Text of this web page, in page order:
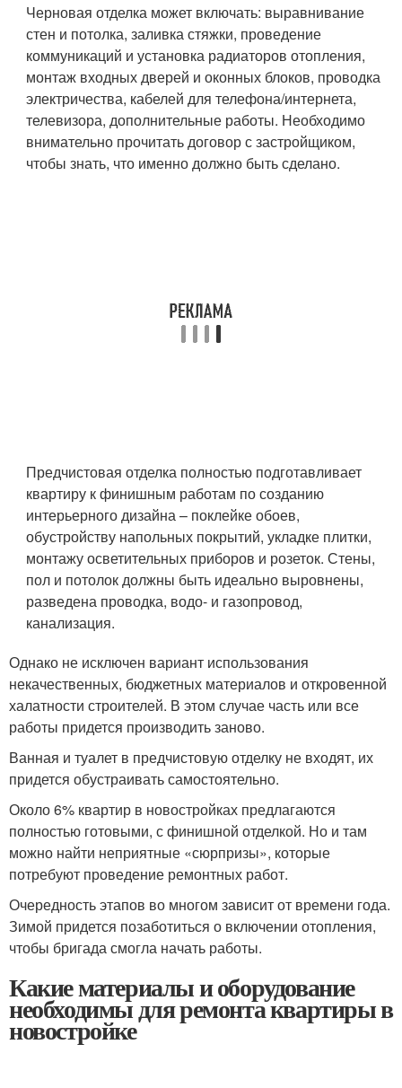
Черновая отделка может включать: выравнивание
стен и потолка, заливка стяжки, проведение
коммуникаций и установка радиаторов отопления,
монтаж входных дверей и оконных блоков, проводка
электричества, кабелей для телефона/интернета,
телевизора, дополнительные работы. Необходимо
внимательно прочитать договор с застройщиком,
чтобы знать, что именно должно быть сделано.
Предчистовая отделка полностью подготавливает
квартиру к финишным работам по созданию
интерьерного дизайна – поклейке обоев,
обустройству напольных покрытий, укладке плитки,
монтажу осветительных приборов и розеток. Стены,
пол и потолок должны быть идеально выровнены,
разведена проводка, водо- и газопровод,
канализация.
Однако не исключен вариант использования
некачественных, бюджетных материалов и откровенной
халатности строителей. В этом случае часть или все
работы придется производить заново.
Ванная и туалет в предчистовую отделку не входят, их
придется обустраивать самостоятельно.
Около 6% квартир в новостройках предлагаются
полностью готовыми, с финишной отделкой. Но и там
можно найти неприятные «сюрпризы», которые
потребуют проведение ремонтных работ.
Очередность этапов во многом зависит от времени года.
Зимой придется позаботиться о включении отопления,
чтобы бригада смогла начать работы.
Какие материалы и оборудование
необходимы для ремонта квартиры в
новостройке